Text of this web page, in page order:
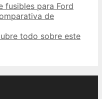
fusibles para Ford
de
todo sobre este